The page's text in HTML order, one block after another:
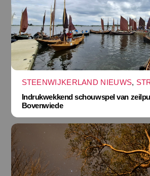
STEENWIJKERLAND NIEUWS,
Indrukwekkend schouwspel van
Bovenwiede